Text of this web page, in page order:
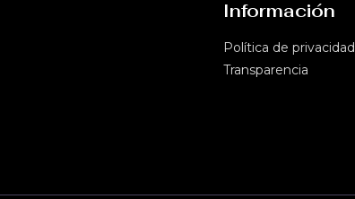
Información
Política de privacidad​
Transparencia